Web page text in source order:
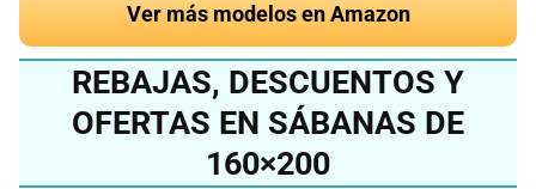
Ver más modelos en Amazon
REBAJAS, DESCUENTOS Y
OFERTAS EN SÁBANAS DE
160×200